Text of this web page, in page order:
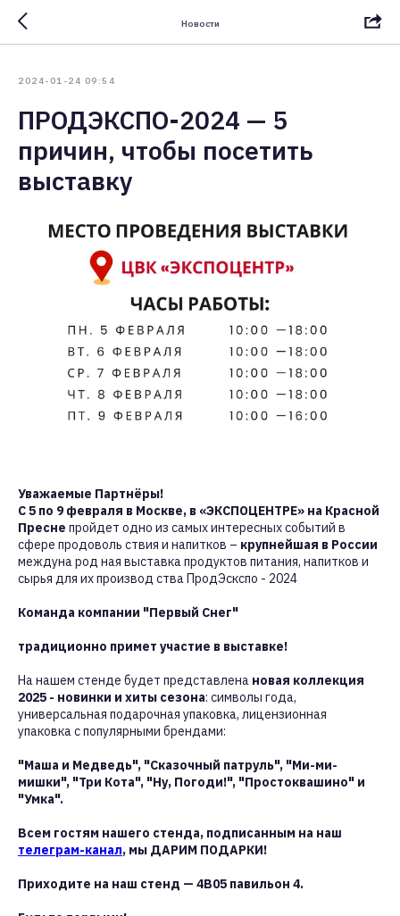
Новости
2024-01-24 09:54
ПРОДЭКСПО-2024 — 5
причин, чтобы посетить
выставку
Уважаемые Партнёры!
С 5 по 9 февраля в Москве, в «ЭКСПОЦЕНТРЕ» на Красной
Пресне пройдет одно из самых интересных событий в
сфере продоволь ствия и напитков – крупнейшая в России
междуна род ная выставка продуктов питания, напитков и
сырья для их производ ства ПродЭскспо - 2024
Команда компании "Первый Снег"
традиционно примет участие в выставке!
На нашем стенде будет представлена новая коллекция
2025 - новинки и хиты сезона: символы года,
универсальная подарочная упаковка, лицензионная
упаковка с популярными брендами:
"Маша и Медведь", "Сказочный патруль", "Ми-ми-
мишки", "Три Кота", "Ну, Погоди!", "Простоквашино" и
"Умка".
Всем гостям нашего стенда, подписанным на наш
телеграм-канал, мы ДАРИМ ПОДАРКИ!
Приходите на наш стенд — 4B05 павильон 4.